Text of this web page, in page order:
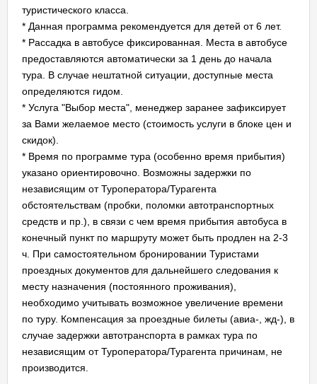
туристического класса.
* Данная программа рекомендуется для детей от 6 лет.
* Рассадка в автобусе фиксированная. Места в автобусе
предоставляются автоматически за 1 день до начала
тура. В случае нештатной ситуации, доступные места
определяются гидом.
* Услуга "Выбор места", менеджер заранее зафиксирует
за Вами желаемое место (стоимость услуги в блоке цен и
скидок).
* Время по программе тура (особенно время прибытия)
указано ориентировочно. Возможны задержки по
независящим от Туроператора/Турагента
обстоятельствам (пробки, поломки автотранспортных
средств и пр.), в связи с чем время прибытия автобуса в
конечный пункт по маршруту может быть продлен на 2-3
ч. При самостоятельном бронировании Туристами
проездных документов для дальнейшего следования к
месту назначения (постоянного проживания),
необходимо учитывать возможное увеличение времени
по туру. Компенсация за проездные билеты (авиа-, жд-), в
случае задержки автотранспорта в рамках тура по
независящим от Туроператора/Турагента причинам, не
производится.